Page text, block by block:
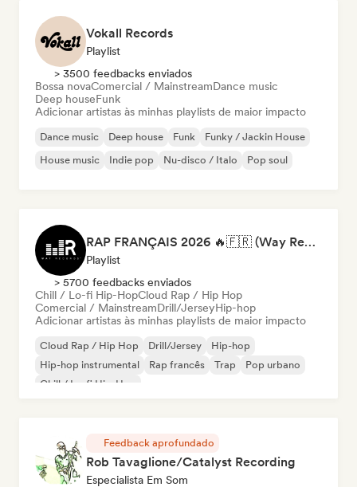
Vokall Records
Playlist
> 3500 feedbacks enviados
Bossa novaComercial / MainstreamDance music
Deep houseFunk
Adicionar artistas às minhas playlists de maior impacto
Dance music Deep house Funk
Funky / Jackin House
House music
Indie pop Nu-disco / Italo Pop soul
RAP FRANÇAIS 2026 🔥🇫🇷 (Way Records)
Playlist
> 5700 feedbacks enviados
Chill / Lo-fi Hip-HopCloud Rap / Hip Hop
Comercial / MainstreamDrill/JerseyHip-hop
Adicionar artistas às minhas playlists de maior impacto
Cloud Rap / Hip Hop Drill/Jersey
Hip-hop
Hip-hop instrumental
Rap francês Trap
Pop urbano
Chill / Lo-fi Hip-Hop
Feedback aprofundado
Rob Tavaglione/Catalyst Recording
Especialista Em Som